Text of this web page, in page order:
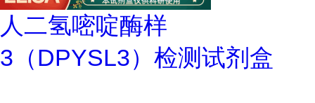
人二氢嘧啶酶样
3（DPYSL3）检测试剂盒